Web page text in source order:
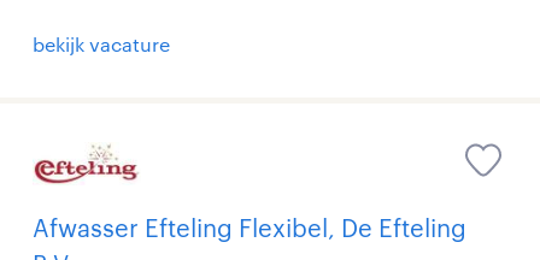
bekijk vacature
Afwasser Efteling Flexibel, De Efteling